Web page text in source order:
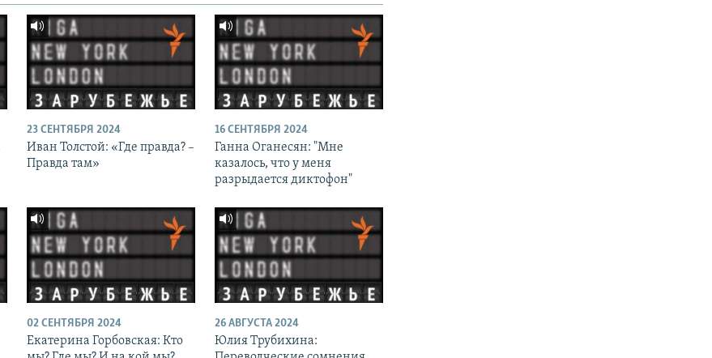
23 СЕНТЯБРЯ 2024
Иван Толстой: «Где правда? –
Правда там»
16 СЕНТЯБРЯ 2024
Ганна Оганесян: "Мне
казалось, что у меня
разрыдается диктофон"
02 СЕНТЯБРЯ 2024
Екатерина Горбовская: Кто
26 АВГУСТА 2024
Юлия Трубихина: